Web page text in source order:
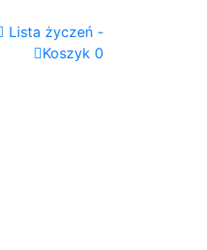
Lista życzeń -
Koszyk 0